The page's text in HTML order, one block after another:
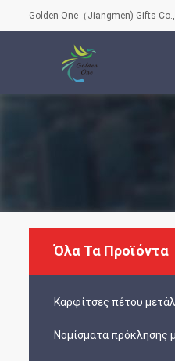
Golden One（Jiangmen) Gifts
Όλα Τα Προϊόντα
Καρφίτσες πέτου
Νομίσματα πρόκλησης